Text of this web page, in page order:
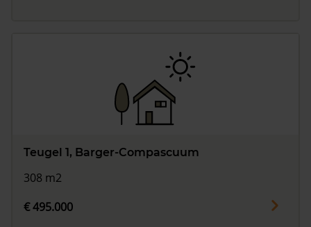
Teugel 1, Barger-Compascuum
308 m2
€ 495.000